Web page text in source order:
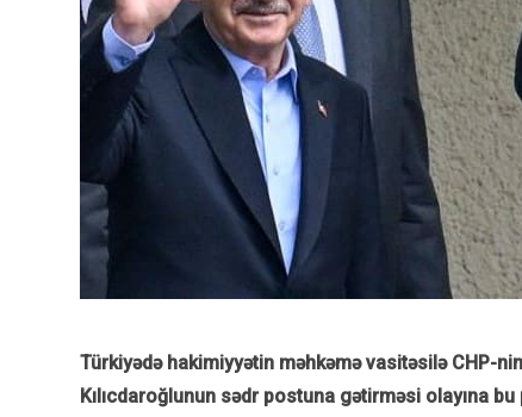
Türkiyədə hakimiyyətin məhkəmə vasitəsilə CHP-
Kılıcdaroğlunun sədr postuna gətirməsi olayına